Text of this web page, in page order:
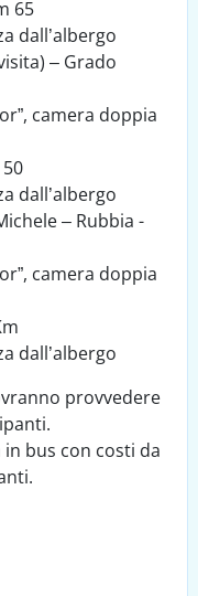
dall’albergo
– Grado
camera doppia
dall’albergo
– Rubbia -
camera doppia
dall’albergo
provvedere
bus con costi da